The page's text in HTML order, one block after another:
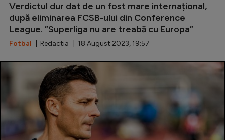
Special
Diverse
Inedit
Clasamente
Champions League
Europa League
Verdictul dur dat de un fost mare internațional,
după eliminarea FCSB-ului din Conference
League. ”Superliga nu are treabă cu Europa”
Fotbal | Redactia | 18 August 2023, 19:57